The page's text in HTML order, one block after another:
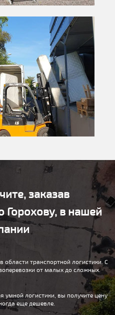
заказав
Горохову, в нашей
в области транспортной логистики. С
от малых до сложных.
умной логистики, вы получите цену
еще дешевле.